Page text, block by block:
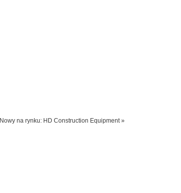
Nowy na rynku: HD Construction Equipment »